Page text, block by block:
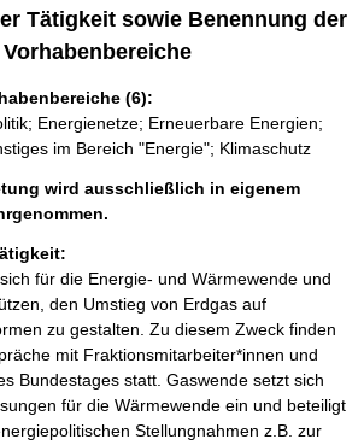
Tätigkeit sowie Benennung der
(6):
Energienetze; Erneuerbare Energien;
im Bereich "Energie"; Klimaschutz
wird ausschließlich in eigenem
für die Energie- und Wärmewende und
den Umstieg von Erdgas auf
zu gestalten. Zu diesem Zweck finden
mit Fraktionsmitarbeiter*innen und
Bundestages statt. Gaswende setzt sich
für die Wärmewende ein und beteiligt
Stellungnahmen z.B. zur